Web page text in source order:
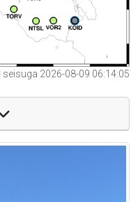
2026-08-09 06:14:05